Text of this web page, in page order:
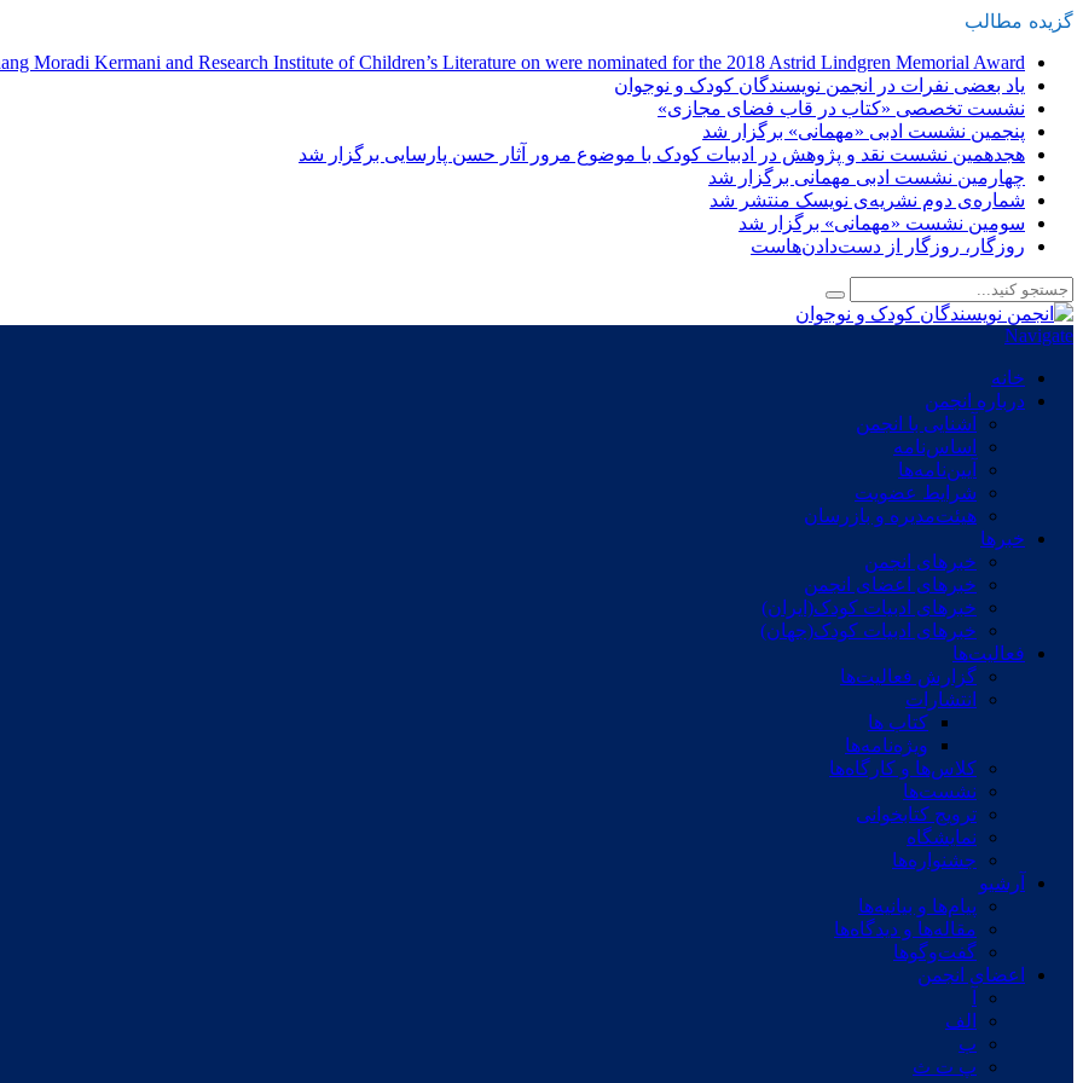
گزیده مطالب
Moradi Kermani and Research Institute of Children’s Literature on were nominated for the 2018 Astrid Lindgren Memorial Award
یاد بعضی نفرات در انجمن نویسندگان کودک و نوجوان
نشست تخصصی «کتاب در قاب فضای مجازی»
پنجمین نشست ادبی «مهمانی» برگزار شد
هجدهمین نشست نقد و پژوهش در ادبیات کودک با موضوع مرور آثار حسن پارسایی برگزار شد
چهارمین نشست ادبی مهمانی برگزار شد
شماره‌ی دوم نشریه‌ی نویسک منتشر شد
سومین نشست «مهمانی» برگزار شد
روزگار، روزگار از دست‌دادن‌هاست
Navigate
خانه
درباره انجمن
آشنایی با انجمن
اساس‌نامه
آیین‌نامه‌ها
شرایط عضویت
هیئت‌مدیره و بازرسان
خبرها
خبرهای انجمن
خبرهای اعضای انجمن
خبرهای ادبیات کودک(ایران)
خبرهای ادبیات کودک(جهان)
فعالیت‌ها
گزارش فعالیت‌ها
انتشارات
کتاب ها
ویژه‌نامه‌ها
کلاس‌ها و کارگاه‌ها
نشست‌ها
ترویج کتابخوانی
نمایشگاه
جشنواره‌ها
آرشیو
پیام‌ها و بیانیه‌ها
مقاله‌ها و دیدگاه‌ها
گفت‌وگوها
اعضای انجمن
الف
ب
پ ت ث